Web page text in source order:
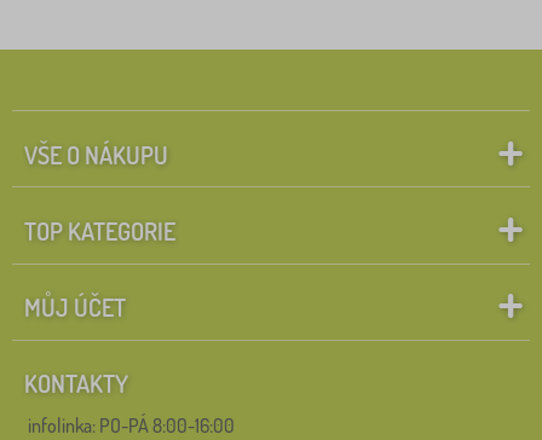
VŠE O NÁKUPU
TOP KATEGORIE
MŮJ ÚČET
KONTAKTY
infolinka: PO-PÁ 8:00-16:00